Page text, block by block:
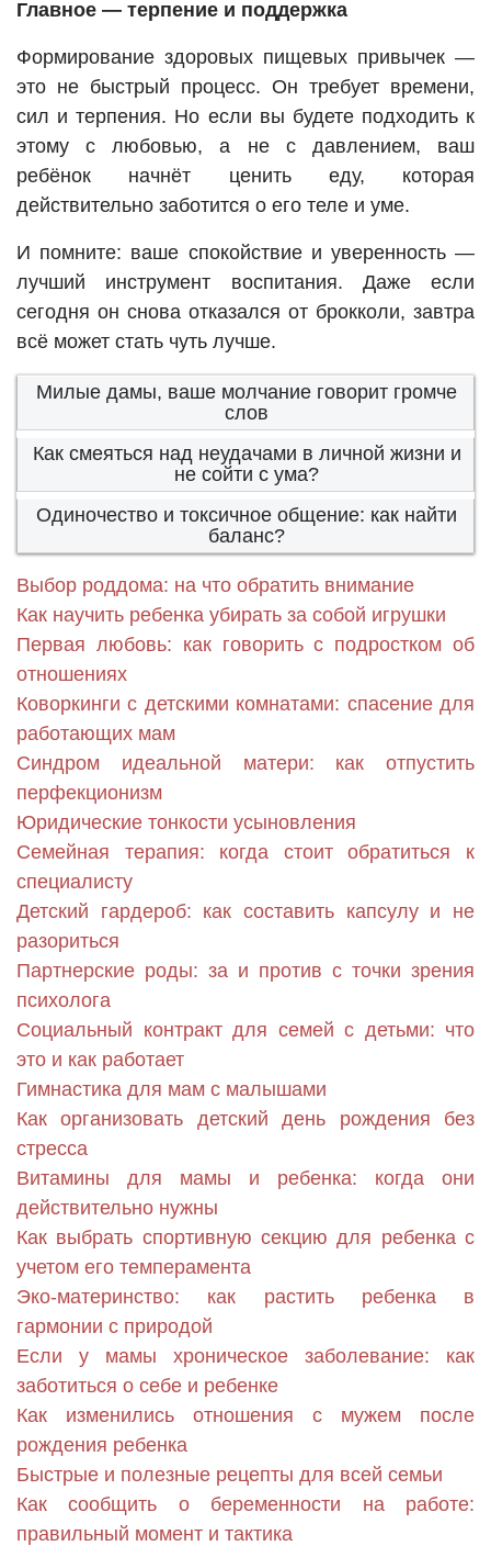
Главное — терпение и поддержка
Формирование здоровых пищевых привычек —
это не быстрый процесс. Он требует времени,
сил и терпения. Но если вы будете подходить к
этому с любовью, а не с давлением, ваш
ребёнок начнёт ценить еду, которая
действительно заботится о его теле и уме.
И помните: ваше спокойствие и уверенность —
лучший инструмент воспитания. Даже если
сегодня он снова отказался от брокколи, завтра
всё может стать чуть лучше.
Милые дамы, ваше молчание говорит громче
слов
Как смеяться над неудачами в личной жизни и
не сойти с ума?
Одиночество и токсичное общение: как найти
баланс?
Выбор роддома: на что обратить внимание
Как научить ребенка убирать за собой игрушки
Первая любовь: как говорить с подростком об
отношениях
Коворкинги с детскими комнатами: спасение для
работающих мам
Синдром идеальной матери: как отпустить
перфекционизм
Юридические тонкости усыновления
Семейная терапия: когда стоит обратиться к
специалисту
Детский гардероб: как составить капсулу и не
разориться
Партнерские роды: за и против с точки зрения
психолога
Социальный контракт для семей с детьми: что
это и как работает
Гимнастика для мам с малышами
Как организовать детский день рождения без
стресса
Витамины для мамы и ребенка: когда они
действительно нужны
Как выбрать спортивную секцию для ребенка с
учетом его темперамента
Эко-материнство: как растить ребенка в
гармонии с природой
Если у мамы хроническое заболевание: как
заботиться о себе и ребенке
Как изменились отношения с мужем после
рождения ребенка
Быстрые и полезные рецепты для всей семьи
Как сообщить о беременности на работе:
правильный момент и тактика